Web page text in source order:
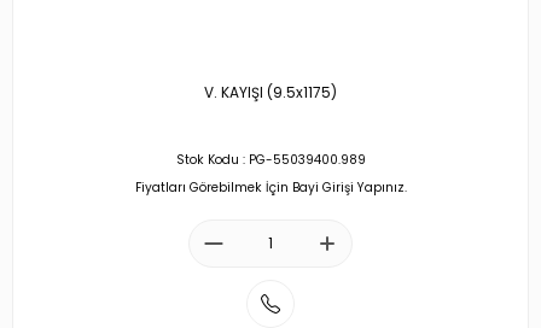
V. KAYIŞI (9.5x1175)
Stok Kodu : PG-55039400.989
Fiyatları Görebilmek İçin Bayi Girişi Yapınız.